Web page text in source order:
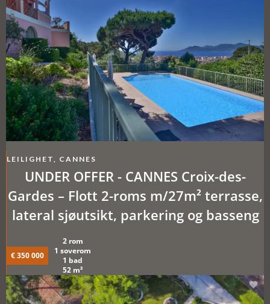
LEILIGHET, CANNES
UNDER OFFER - CANNES Croix-des-
Gardes – Flott 2-roms m/27m² terrasse,
lateral sjøutsikt, parkering og basseng
€ 350 000
2 rom
1 soverom
1 bad
52 m²